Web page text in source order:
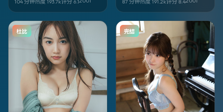
崎骏. Faces: 基里安·墨菲、赵
涛、咏梅. 上映 2001-04-11。
别玩手机。
杜比 完结